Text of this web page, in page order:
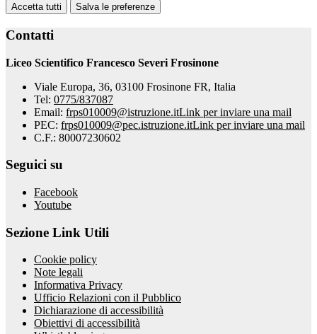
Accetta tutti Salva le preferenze
Contatti
Liceo Scientifico Francesco Severi Frosinone
Viale Europa, 36, 03100 Frosinone FR, Italia
Tel: 0775/837087
Email: frps010009@istruzione.itLink per inviare una mail
PEC: frps010009@pec.istruzione.itLink per inviare una mail
C.F.: 80007230602
Seguici su
Facebook
Youtube
Sezione Link Utili
Cookie policy
Note legali
Informativa Privacy
Ufficio Relazioni con il Pubblico
Dichiarazione di accessibilità
Obiettivi di accessibilità